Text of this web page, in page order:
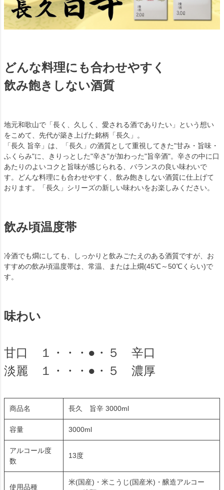
どんな料理にも合わせやすく
飲み飽きしない酒質
地元和歌山で「長く、久しく、愛される酒でありたい」という想い
をこめて、先代が築き上げた銘柄「長久」。
「長久 旨辛」は、「長久」の酒質として重視してきた"甘み・旨味・
ふくらみ"に、きりっとした"辛さ"が加わった"旨辛酒"。辛さの中に口
あたりのよいコクと旨味が感じられる、バランスの良い味わいで
す。どんな料理にも合わせやすく、飲み飽きしない酒質に仕上げて
おります。「長久」シリーズの新しい味わいをお楽しみください。
飲み頃温度帯
冷酒でも燗にしても、しっかりと飲みごたえのある酒質ですが、お
すすめの飲み頃温度帯は、常温、または上燗(45℃～50℃くらい)で
す。
味わい
甘口 １・・・●・５ 辛口
淡麗 １・・・●・５ 濃厚
商品名 長久 旨辛 3000ml
容量 3000ml
アルコール度
数
13度
使用品種
米(国産)・米こうじ(国産米)・醸造アルコー